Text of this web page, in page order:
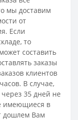
мы доставим
от
Если
то
составить
заказы
клиентов
В случае,
35 дней не
имеющиеся в
дошлем Вам